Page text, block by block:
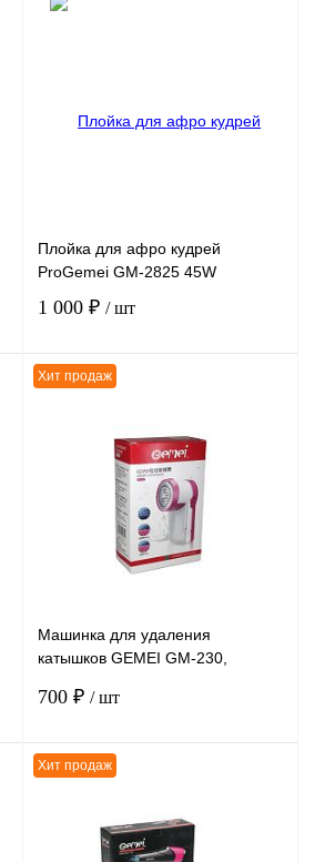
Плойка для афро кудрей
ProGemei GM-2825 45W
1 000 ₽/ шт
К сравнению
В избранное
наличии
Хит продаж
Машинка для удаления
катышков GEMEI GM-230,
700 ₽/ шт
К сравнению
Хит продаж